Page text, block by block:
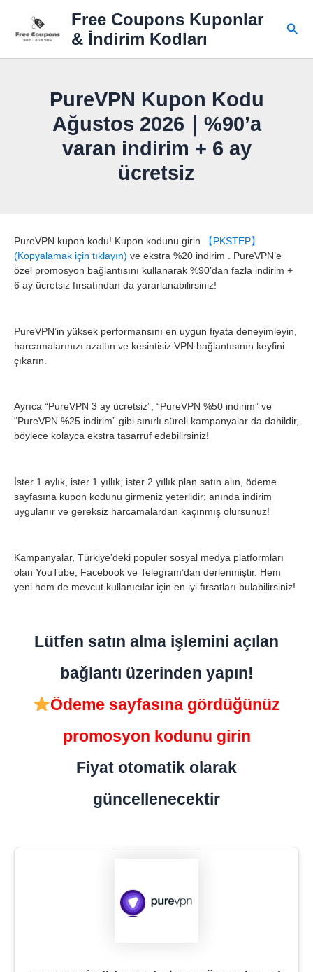
Free Coupons Kuponlar
& İndirim Kodları
PureVPN Kupon Kodu
Ağustos 2026｜%90’a
varan indirim + 6 ay
ücretsiz
PureVPN kupon kodu! Kupon kodunu girin
【PKSTEP】
(Kopyalamak için tıklayın) ve ekstra %20 indirim . PureVPN’e
özel promosyon bağlantısını kullanarak %90’dan fazla indirim +
6 ay ücretsiz fırsatından da yararlanabilirsiniz!
PureVPN’in yüksek performansını en uygun fiyata deneyimleyin,
harcamalarınızı azaltın ve kesintisiz VPN bağlantısının keyfini
çıkarın.
Ayrıca “PureVPN 3 ay ücretsiz”, “PureVPN %50 indirim” ve
“PureVPN %25 indirim” gibi sınırlı süreli kampanyalar da dahildir,
böylece kolayca ekstra tasarruf edebilirsiniz!
İster 1 aylık, ister 1 yıllık, ister 2 yıllık plan satın alın, ödeme
sayfasına kupon kodunu girmeniz yeterlidir; anında indirim
uygulanır ve gereksiz harcamalardan kaçınmış olursunuz!
Kampanyalar, Türkiye’deki popüler sosyal medya platformları
olan YouTube, Facebook ve Telegram’dan derlenmiştir. Hem
yeni hem de mevcut kullanıcılar için en iyi fırsatları bulabilirsiniz!
Lütfen satın alma işlemini açılan
bağlantı üzerinden yapın!
Ödeme sayfasına gördüğünüz
promosyon kodunu girin
Fiyat otomatik olarak
güncellenecektir